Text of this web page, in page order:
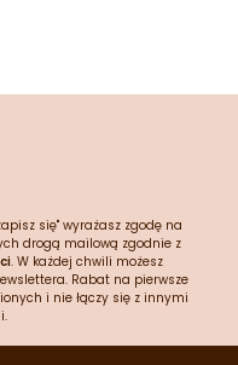
się" wyrażasz zgodę na
drogą mailową zgodnie z
. W każdej chwili możesz
Rabat na pierwsze
i nie łączy się z innymi